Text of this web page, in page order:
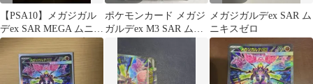
【PSA10】メガジガル
デex SAR MEGA ムニキ
スゼロ 113/080
ポケモンカード メガジ
ガルデex M3 SAR ムニ
メガジガルデex SAR ム
ニキスゼロ